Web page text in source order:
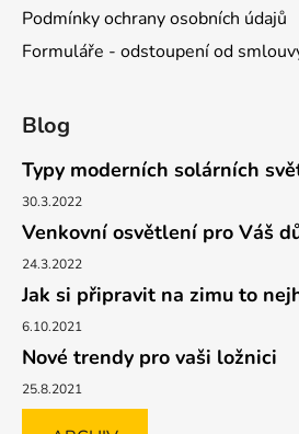
Podmínky ochrany osobních údajů
Formuláře - odstoupení od
Blog
Typy moderních solárních
30.3.2022
Venkovní osvětlení pro Váš
24.3.2022
Jak si připravit na zimu to
6.10.2021
Nové trendy pro vaši ložnici
25.8.2021